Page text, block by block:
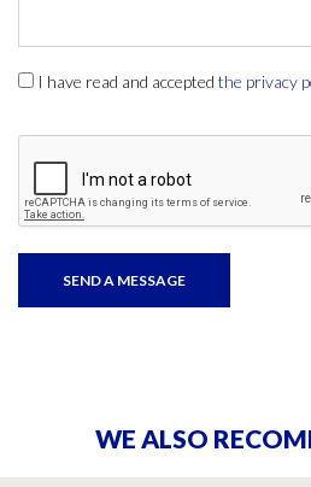
I have read and accepted the privacy
WE ALSO